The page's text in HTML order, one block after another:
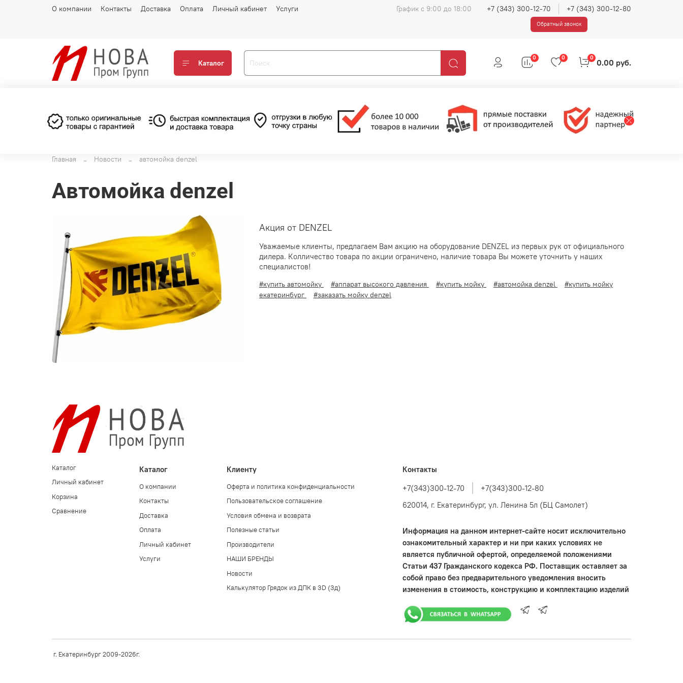
О компании Контакты Доставка Оплата Личный кабинет Услуги График с 9:00 до 18:00 +7 (343) 300-12-70 +7 (343) 300-12-80
Обратный звонок
Каталог
0 0 0 0.00 руб.
Главная Новости автомойка denzel
автомойка denzel
Акция от DENZEL
Уважаемые клиенты, предлагаем Вам акцию на оборудование DENZEL из первых рук от официального
дилера. Колличество товара по акции ограничено, наличие товара Вы можете уточнить у наших
специалистов!
#купить автомойку #аппарат высокого давления #купить мойку #автомойка denzel
#купить мойку
екатеринбург
#заказать мойку denzel
Каталог
Личный кабинет
Корзина
Сравнение
Каталог
О компании
Контакты
Доставка
Оплата
Личный кабинет
Услуги
Клиенту
Оферта и политика конфиденциальности
Пользовательское соглашение
Условия обмена и возврата
Полезные статьи
Производители
НАШИ БРЕНДЫ
Новости
Калькулятор Грядок из ДПК в 3D (3д)
Контакты
+7(343)300-12-70
+7(343)300-12-80
620014, г. Екатеринбург, ул. Ленина 5л (БЦ Самолет)
Информация на данном интернет-сайте носит исключительно
ознакомительный характер и ни при каких условиях не
является публичной офертой, определяемой положениями
Статьи 437 Гражданского кодекса РФ. Поставщик оставляет за
собой право без предварительного уведомления вносить
изменения в стоимость, конструкцию и комплектацию изделий
г. Екатеринбург 2009-2026г.